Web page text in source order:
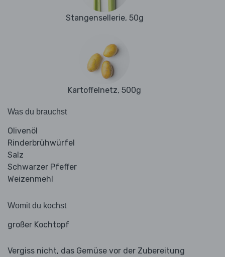
Stangensellerie, 50g
Kartoffelnetz, 500g
Was du brauchst
Olivenöl
Rinderbrühwürfel
Salz
Schwarzer Pfeffer
Weizenmehl
Womit du kochst
großer Kochtopf
Vergiss nicht, das Gemüse vor der Zubereitung